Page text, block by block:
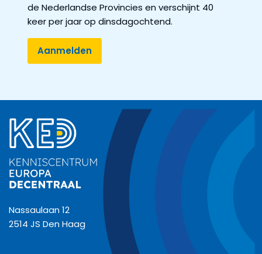
de Nederlandse Provincies en verschijnt 40
keer per jaar op dinsdagochtend.
Nassaulaan 12
2514 JS Den Haag